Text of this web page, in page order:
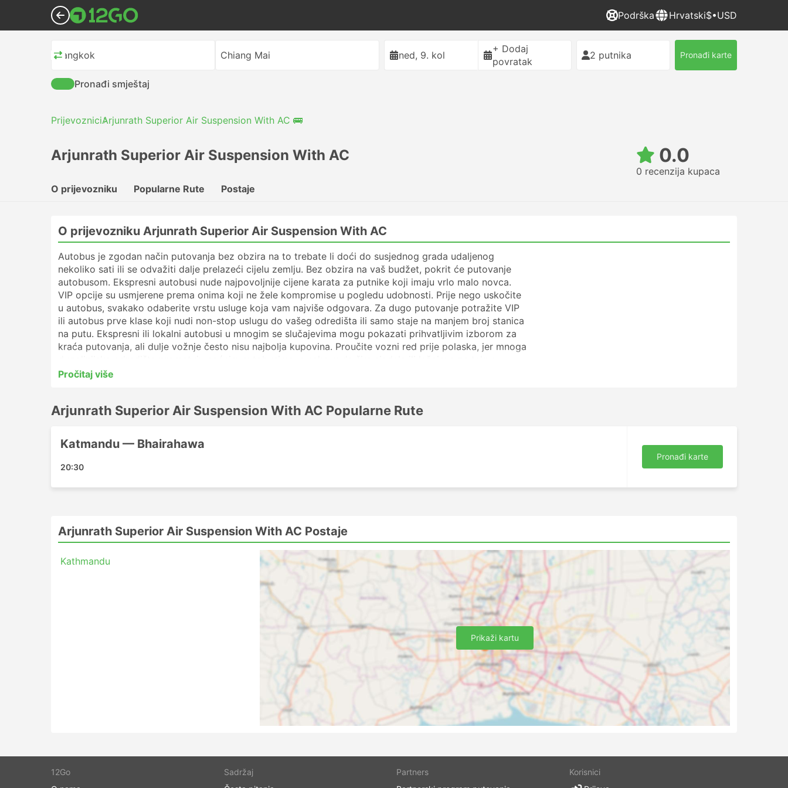
Podrška Hrvatski$•USD
Bangkok Chiang Mai ned, 9. kol
+ Dodaj
povratak
2 putnika Pronađi karte
Pronađi smještaj
PrijevozniciArjunrath Superior Air Suspension With AC 🚌
Arjunrath Superior Air Suspension With AC 0.0
0 recenzija kupaca
O prijevozniku
Popularne Rute Postaje
O prijevozniku Arjunrath Superior Air Suspension With AC
Autobus je zgodan način putovanja bez obzira na to trebate li doći do susjednog grada udaljenog
nekoliko sati ili se odvažiti dalje prelazeći cijelu zemlju. Bez obzira na vaš budžet, pokrit će putovanje
autobusom. Ekspresni autobusi nude najpovoljnije cijene karata za putnike koji imaju vrlo malo novca.
VIP opcije su usmjerene prema onima koji ne žele kompromise u pogledu udobnosti. Prije nego uskočite
u autobus, svakako odaberite vrstu usluge koja vam najviše odgovara. Za dugo putovanje potražite VIP
ili autobus prve klase koji nudi non-stop uslugu do vašeg odredišta ili samo staje na manjem broj stanica
na putu. Ekspresni ili lokalni autobusi u mnogim se slučajevima mogu pokazati prihvatljivim izborom za
kraća putovanja, ali dulje vožnje često nisu najbolja kupovina. Proučite vozni red prije polaska, jer mnoga
putovanja. Napravite online rezervaciju autobusne karte kod Arjunrath Superior Air Suspension With AC.
Arjunrath Superior Air Suspension With AC Popularne stanice
Glavne stanice koje pokrivaju Arjunrath Superior Air Suspension With AC autobusi uključuju:
Katmandu - Bhairahawa
Arjunrath Superior Air Suspension With AC Cijene karata i klase autobusa
Jedna od najboljih stvari vezanih uz putovanje autobusom jest ta da možete gotovo skrojiti svoje
putovanje prilagođavajući ga svojim zahtjevima za privatnošću i udobnošću. Različite klase i tipovi
autobusa zadovoljavaju različite potrebe putnika. Najjeftinija putovanja obično se nude autobusima
standardne klase. Mogu se zvati lokalni, brzi ili obični. Oni su dobar izbor za kraća putovanja. Autobusi
za spavanje ili VIP autobusi dobri su i za duža putovanja i putovanja s noćenjem. Mogu ponuditi ležajeve
ili široka, meka sjedala s naslonom, ponekad s ugrađenim masažnim opcijama, deke, bezalkoholna pića i
grickalice ili obilnije obroke na putu ili tijekom toaleta ili zaustavljanja za točenje goriva. Putovanje
noćnim autobusima omogućuje vam uštedu na hotelskoj sobi, ali kako biste osigurali najudobniju vožnju,
mudro odaberite klasu svog autobusa. Cijene uvijek ovise o udaljenosti koju prelazite i vrsti autobusa. Za
neka, čak i kraća putovanja, isplati se dodatno uložiti novac i kupiti mjesto u VIP autobusu jer možete
uštedjeti dvostruko više vremena nego što ga provedete putujući običnim autobusom.
Prednosti putovanja autobusom
Pročitaj više
Arjunrath Superior Air Suspension With AC Popularne Rute
Katmandu — Bhairahawa
20:30
Pronađi karte
Arjunrath Superior Air Suspension With AC Postaje
Kathmandu
Prikaži kartu
12Go
Sadržaj
Partners
Korisnici